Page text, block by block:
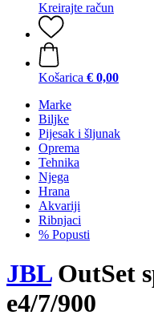
Kreirajte račun
Košarica € 0,00
Marke
Biljke
Pijesak i šljunak
Oprema
Tehnika
Njega
Hrana
Akvariji
Ribnjaci
% Popusti
JBLOutSet
e4/7/900